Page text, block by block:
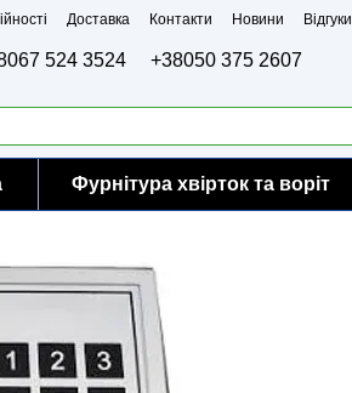
Доставка Контакти Новини
524 3524 +38050 375 2607
Фурнітура хвірток та воріт